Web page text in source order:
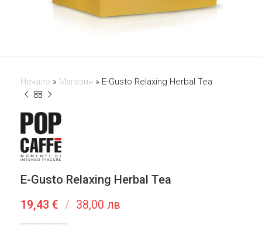
Начало » Магазин » E-Gusto Relaxing Herbal Tea
E-Gusto Relaxing Herbal Tea
19,43 € / 38,00 лв